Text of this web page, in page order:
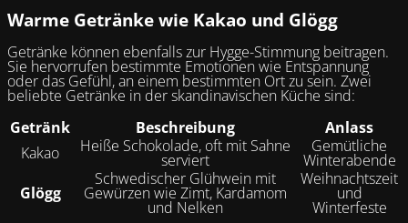
Warme Getränke wie Kakao und Glögg
Getränke können ebenfalls zur Hygge-Stimmung beitragen.
Sie hervorrufen bestimmte Emotionen wie Entspannung
oder das Gefühl, an einem bestimmten Ort zu sein. Zwei
beliebte Getränke in der skandinavischen Küche sind:
Getränk
Beschreibung
Anlass
Kakao
Heiße Schokolade, oft mit Sahne
serviert
Gemütliche
Winterabende
Glögg
Schwedischer Glühwein mit
Gewürzen wie Zimt, Kardamom
und Nelken
Weihnachtszeit
und
Winterfeste